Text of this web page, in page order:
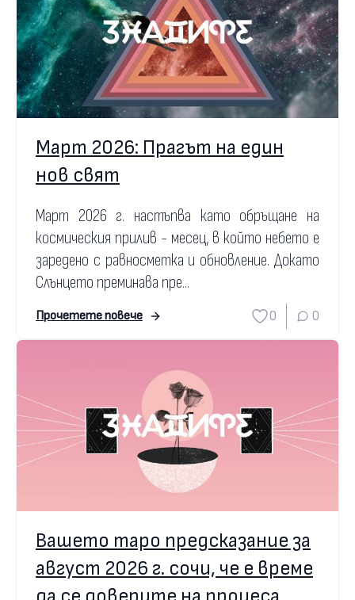
Март 2026: Прагът на един
нов свят
Март 2026 г. настъпва като обръщане на
космическия прилив - месец, в който небето е
заредено с равносметка и обновление. Докато
Слънцето преминава пре...
Прочетете повече 0 0
Вашето таро предсказание за
август 2026 г. сочи, че е време